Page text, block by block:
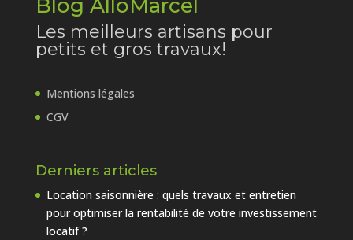
Blog AlloMarcel
Les meilleurs artisans pour
petits et gros travaux!
Mentions légales
CGV
Derniers articles
Location saisonnière : quels travaux et entretien
pour optimiser la rentabilité de votre investissement
locatif ?